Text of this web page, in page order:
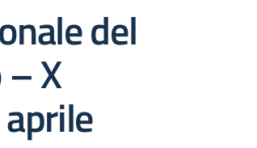
del
X